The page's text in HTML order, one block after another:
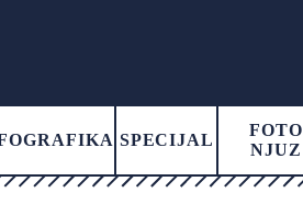
SPECIJAL
FOTO
NJUZ